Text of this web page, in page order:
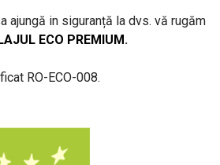
ajungă in siguranță la dvs. vă rugăm
ECO PREMIUM.
RO-ECO-008.